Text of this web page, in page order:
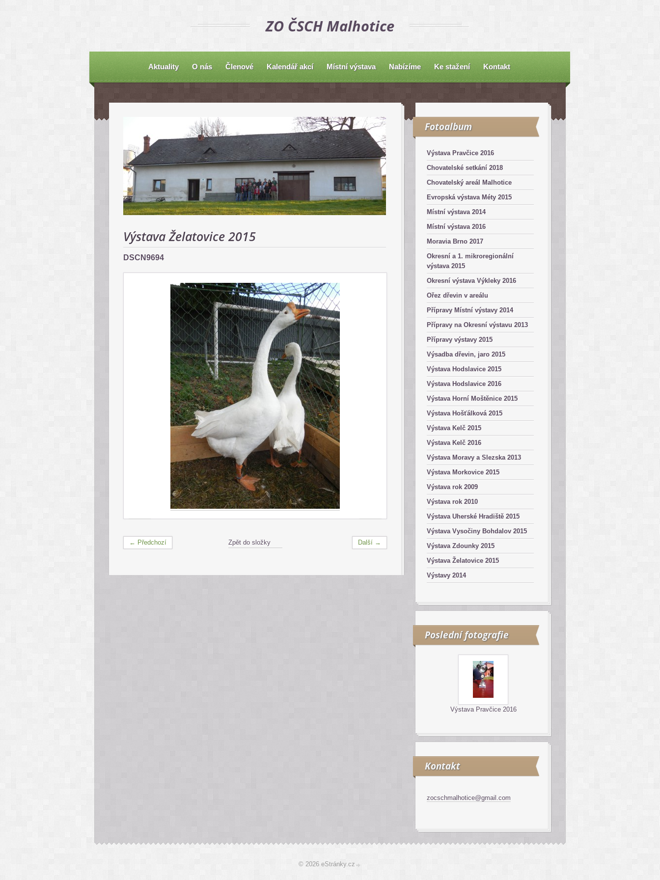
ZO ČSCH Malhotice
Aktuality O nás Členové Kalendář akcí Místní výstava Nabízíme Ke stažení Kontakt
Výstava Želatovice 2015
DSCN9694
← Předchozí Další →
Zpět do složky
Fotoalbum
Výstava Pravčice 2016
Chovatelské setkání 2018
Chovatelský areál Malhotice
Evropská výstava Méty 2015
Místní výstava 2014
Místní výstava 2016
Moravia Brno 2017
Okresní a 1. mikroregionální
výstava 2015
Okresní výstava Výkleky 2016
Ořez dřevin v areálu
Přípravy Místní výstavy 2014
Přípravy na Okresní výstavu 2013
Přípravy výstavy 2015
Výsadba dřevin, jaro 2015
Výstava Hodslavice 2015
Výstava Hodslavice 2016
Výstava Horní Moštěnice 2015
Výstava Hošťálková 2015
Výstava Kelč 2015
Výstava Kelč 2016
Výstava Moravy a Slezska 2013
Výstava Morkovice 2015
Výstava rok 2009
Výstava rok 2010
Výstava Uherské Hradiště 2015
Výstava Vysočiny Bohdalov 2015
Výstava Zdounky 2015
Výstava Želatovice 2015
Výstavy 2014
Poslední fotografie
Výstava Pravčice 2016
Kontakt
zocschmalhotice@gmail.com
© 2026 eStránky.cz